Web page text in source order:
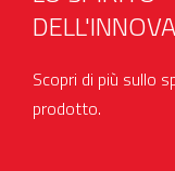
Scopri di più sullo
prodotto.